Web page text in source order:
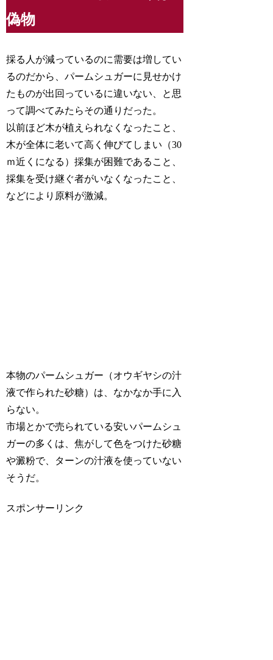
偽物
採る人が減っているのに需要は増してい
るのだから、パームシュガーに見せかけ
たものが出回っているに違いない、と思
って調べてみたらその通りだった。
以前ほど木が植えられなくなったこと、
木が全体に老いて高く伸びてしまい（30
ｍ近くになる）採集が困難であること、
採集を受け継ぐ者がいなくなったこと、
などにより原料が激減。
本物のパームシュガー（オウギヤシの汁
液で作られた砂糖）は、なかなか手に入
らない。
市場とかで売られている安いパームシュ
ガーの多くは、焦がして色をつけた砂糖
や澱粉で、ターンの汁液を使っていない
そうだ。
スポンサーリンク